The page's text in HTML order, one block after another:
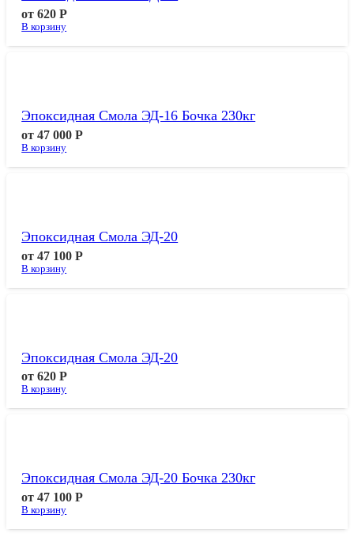
от620Р
В корзину
Эпоксидная Смола ЭД-16 Бочка 230кг
от47 000Р
В корзину
Эпоксидная Смола ЭД-20
от47 100Р
В корзину
Эпоксидная Смола ЭД-20
от620Р
В корзину
Эпоксидная Смола ЭД-20 Бочка 230кг
от47 100Р
В корзину